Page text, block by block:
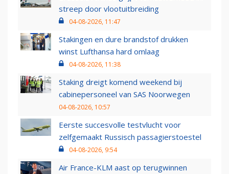
streep door vlootuitbreiding
04-08-2026, 11:47
Stakingen en dure brandstof drukken
winst Lufthansa hard omlaag
04-08-2026, 11:38
Staking dreigt komend weekend bij
cabinepersoneel van SAS Noorwegen
04-08-2026, 10:57
Eerste succesvolle testvlucht voor
zelfgemaakt Russisch passagierstoestel
04-08-2026, 9:54
Air France-KLM aast op terugwinnen